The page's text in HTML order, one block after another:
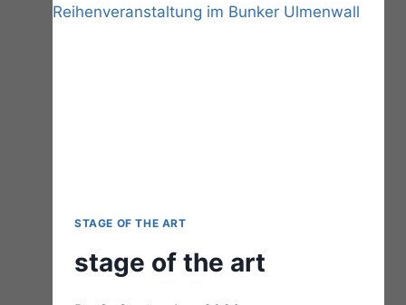
STAGE OF THE ART
stage of the art